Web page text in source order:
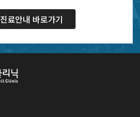
진료안내 바로가기